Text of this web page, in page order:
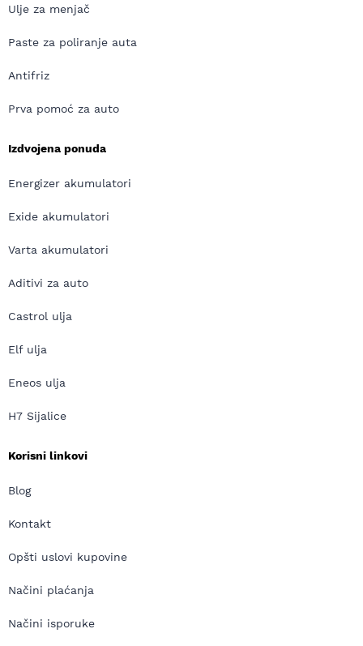
Ulje za menjač
Paste za poliranje auta
Antifriz
Prva pomoć za auto
Izdvojena ponuda
Energizer akumulatori
Exide akumulatori
Varta akumulatori
Aditivi za auto
Castrol ulja
Elf ulja
Eneos ulja
H7 Sijalice
Korisni linkovi
Blog
Kontakt
Opšti uslovi kupovine
Načini plaćanja
Načini isporuke